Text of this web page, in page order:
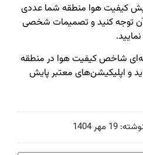
کیفیت هوا منطقه شما عددی
توجه کنید و تصمیمات شخصی
شاخص کیفیت هوا در منطقه
و اپلیکیشن‌های معتبر پایش
19 مهر 1404